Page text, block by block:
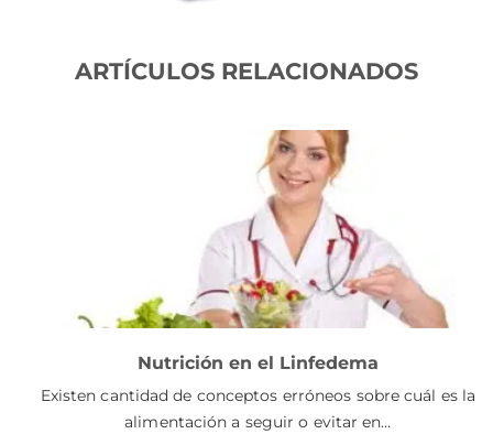
ARTÍCULOS RELACIONADOS
Nutrición en el Linfedema
Existen cantidad de conceptos erróneos sobre cuál es la
alimentación a seguir o evitar en…